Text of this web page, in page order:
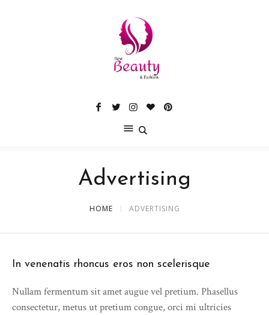
Advertising
HOME ADVERTISING
In venenatis rhoncus eros non scelerisque
Nullam fermentum sit amet augue vel pretium. Phasellus
consectetur, metus ut pretium congue, orci mi ultricies